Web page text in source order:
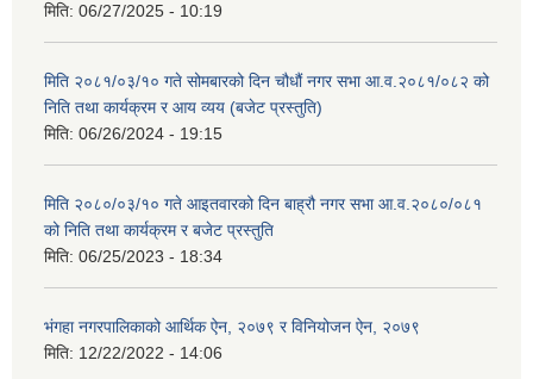
मिति: 06/27/2025 - 10:19
मिति २०८१/०३/१० गते सोमबारको दिन चौधौं नगर सभा आ.व.२०८१/०८२ को
निति तथा कार्यक्रम र आय व्यय (बजेट प्रस्तुति)
मिति: 06/26/2024 - 19:15
मिति २०८०/०३/१० गते आइतवारको दिन बाह्रौ नगर सभा आ.व.२०८०/०८१
को निति तथा कार्यक्रम र बजेट प्रस्तुति
मिति: 06/25/2023 - 18:34
भंगहा नगरपालिकाको आर्थिक ऐन, २०७९ र विनियोजन ऐन, २०७९
मिति: 12/22/2022 - 14:06